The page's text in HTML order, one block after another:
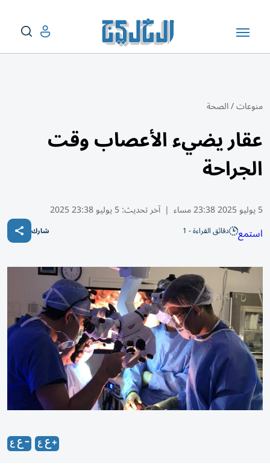
منوعات/الصحة
عقار يضيء الأعصاب وقت
الجراحة
5 يوليو 2025 23:38 مساء | آخر تحديث:5 يوليو 23:38 2025
استمع دقائق القراءة - 1 شارك